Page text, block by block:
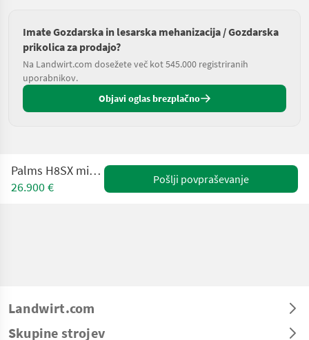
Imate Gozdarska in lesarska mehanizacija / Gozdarska
prikolica za prodajo?
Na Landwirt.com dosežete več kot 545.000 registriranih
uporabnikov.
Objavi oglas brezplačno
Palms H8SX mit Kran K 3.67
26.900 €
Pošlji povpraševanje
Landwirt.com
Skupine strojev